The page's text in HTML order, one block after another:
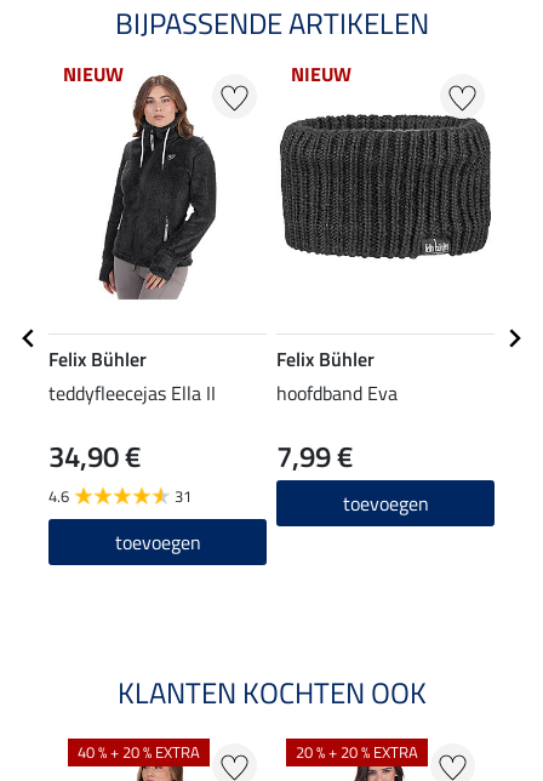
BIJPASSENDE ARTIKELEN
NIEUW
Felix Bühler
teddyfleecejas Ella II
34,90 €
4.6 31
toevoegen
NIEUW
Felix Bühler
hoofdband Eva
7,99 €
toevoegen
KLANTEN KOCHTEN OOK
40 % + 20 % EXTRA 20 % + 20 % EXTRA